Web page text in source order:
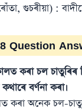
গুচৰীয়া) :
Question
কৰা চল চাতুৰিৰ
বৰ্ণনা কৰা।
কৰা অনেক চল-